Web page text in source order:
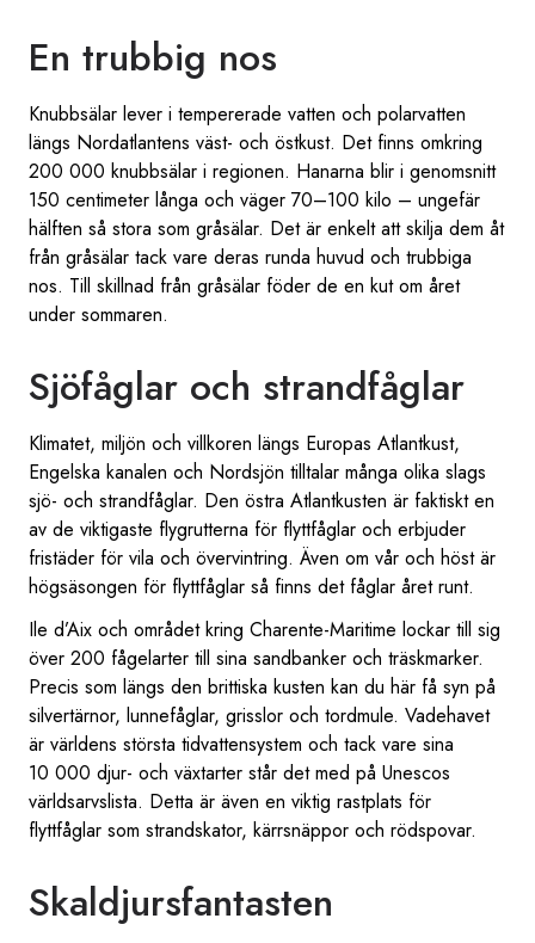
En trubbig nos
Knubbsälar lever i tempererade vatten och polarvatten
längs Nordatlantens väst- och östkust. Det finns omkring
200 000 knubbsälar i regionen. Hanarna blir i genomsnitt
150 centimeter långa och väger 70–100 kilo – ungefär
hälften så stora som gråsälar. Det är enkelt att skilja dem åt
från gråsälar tack vare deras runda huvud och trubbiga
nos. Till skillnad från gråsälar föder de en kut om året
under sommaren.
Sjöfåglar och strandfåglar
Klimatet, miljön och villkoren längs Europas Atlantkust,
Engelska kanalen och Nordsjön tilltalar många olika slags
sjö- och strandfåglar. Den östra Atlantkusten är faktiskt en
av de viktigaste flygrutterna för flyttfåglar och erbjuder
fristäder för vila och övervintring. Även om vår och höst är
högsäsongen för flyttfåglar så finns det fåglar året runt.
Ile d’Aix och området kring Charente-Maritime lockar till sig
över 200 fågelarter till sina sandbanker och träskmarker.
Precis som längs den brittiska kusten kan du här få syn på
silvertärnor, lunnefåglar, grisslor och tordmule. Vadehavet
är världens största tidvattensystem och tack vare sina
10 000 djur- och växtarter står det med på Unescos
världsarvslista. Detta är även en viktig rastplats för
flyttfåglar som strandskator, kärrsnäppor och rödspovar.
Skaldjursfantasten